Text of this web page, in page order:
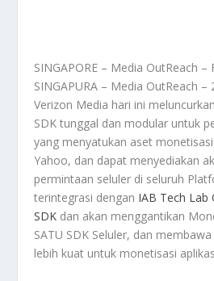
SINGAPORE – Media OutReach –
SINGAPURA – Media OutReach –
Verizon Media hari ini
SDK tunggal dan modular untuk
yang menyatukan aset
Yahoo, dan dapat menyediakan
permintaan seluler di seluruh
terintegrasi dengan IAB Tech Lab
SDK dan akan menggantikan
SATU SDK Seluler, dan
lebih kuat untuk monetisasi